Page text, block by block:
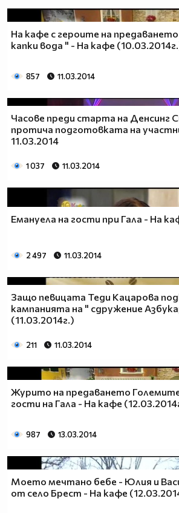
На кафе с героите на
капки вода " - На кафе
857 11.03.2014
Часове преди старта на Денсинг
протича подготовката на
11.03.2014
1 037 11.03.2014
Емануела на гости при Гала - На
2 497 11.03.2014
Защо певицата Теди Кацарова
кампанията на " сдружение
(11.03.2014г.)
211 11.03.2014
Журито на предаването
гости на Гала - На кафе
987 13.03.2014
Моето мечтано бебе - Юлия и
от село Брест - На кафе